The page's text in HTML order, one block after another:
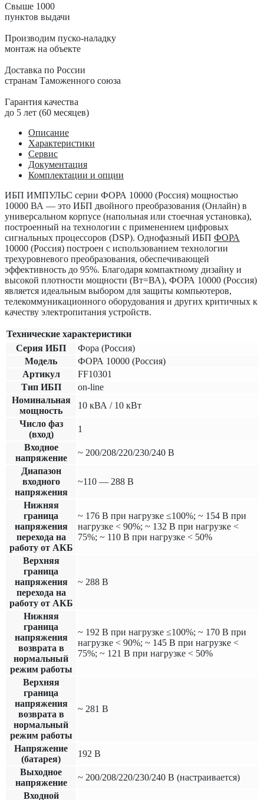
Свыше 1000
пунктов выдачи
Производим пуско-наладку
монтаж на объекте
Доставка по России
странам Таможенного союза
Гарантия качества
до 5 лет (60 месяцев)
Описание
Характеристики
Сервис
Документация
Комплектации и опции
ИБП ИМПУЛЬС серии ФОРА 10000 (Россия) мощностью
10000 ВА — это ИБП двойного преобразования (Онлайн) в
универсальном корпусе (напольная или стоечная установка),
построенный на технологии с применением цифровых
сигнальных процессоров (DSP). Однофазный ИБП ФОРА
10000 (Россия) построен с использованием технологии
трехуровневого преобразования, обеспечивающей
эффективность до 95%. Благодаря компактному дизайну и
высокой плотности мощности (Вт=ВА), ФОРА 10000 (Россия)
является идеальным выбором для защиты компьютеров,
телекоммуникационного оборудования и других критичных к
качеству электропитания устройств.
Технические характеристики
Серия ИБП
Фора (Россия)
Модель
ФОРА 10000 (Россия)
Артикул
FF10301
Тип ИБП
on-line
Номинальная
мощность
10 кВА / 10 кВт
Число фаз
(вход)
1
Входное
напряжение
~ 200/208/220/230/240 В
Диапазон
входного
напряжения
~110 — 288 В
Нижняя
граница
напряжения
перехода на
работу от АКБ
~ 176 В при нагрузке ≤100%; ~ 154 В при
нагрузке < 90%; ~ 132 В при нагрузке <
75%; ~ 110 В при нагрузке < 50%
Верхняя
граница
напряжения
перехода на
работу от АКБ
~ 288 В
Нижняя
граница
напряжения
возврата в
нормальный
режим работы
~ 192 В при нагрузке ≤100%; ~ 170 В при
нагрузке < 90%; ~ 145 В при нагрузке <
75%; ~ 121 В при нагрузке < 50%
Верхняя
граница
напряжения
возврата в
нормальный
режим работы
~ 281 В
Напряжение
(батарея)
192 В
Выходное
напряжение
~ 200/208/220/230/240 В (настраивается)
Входной